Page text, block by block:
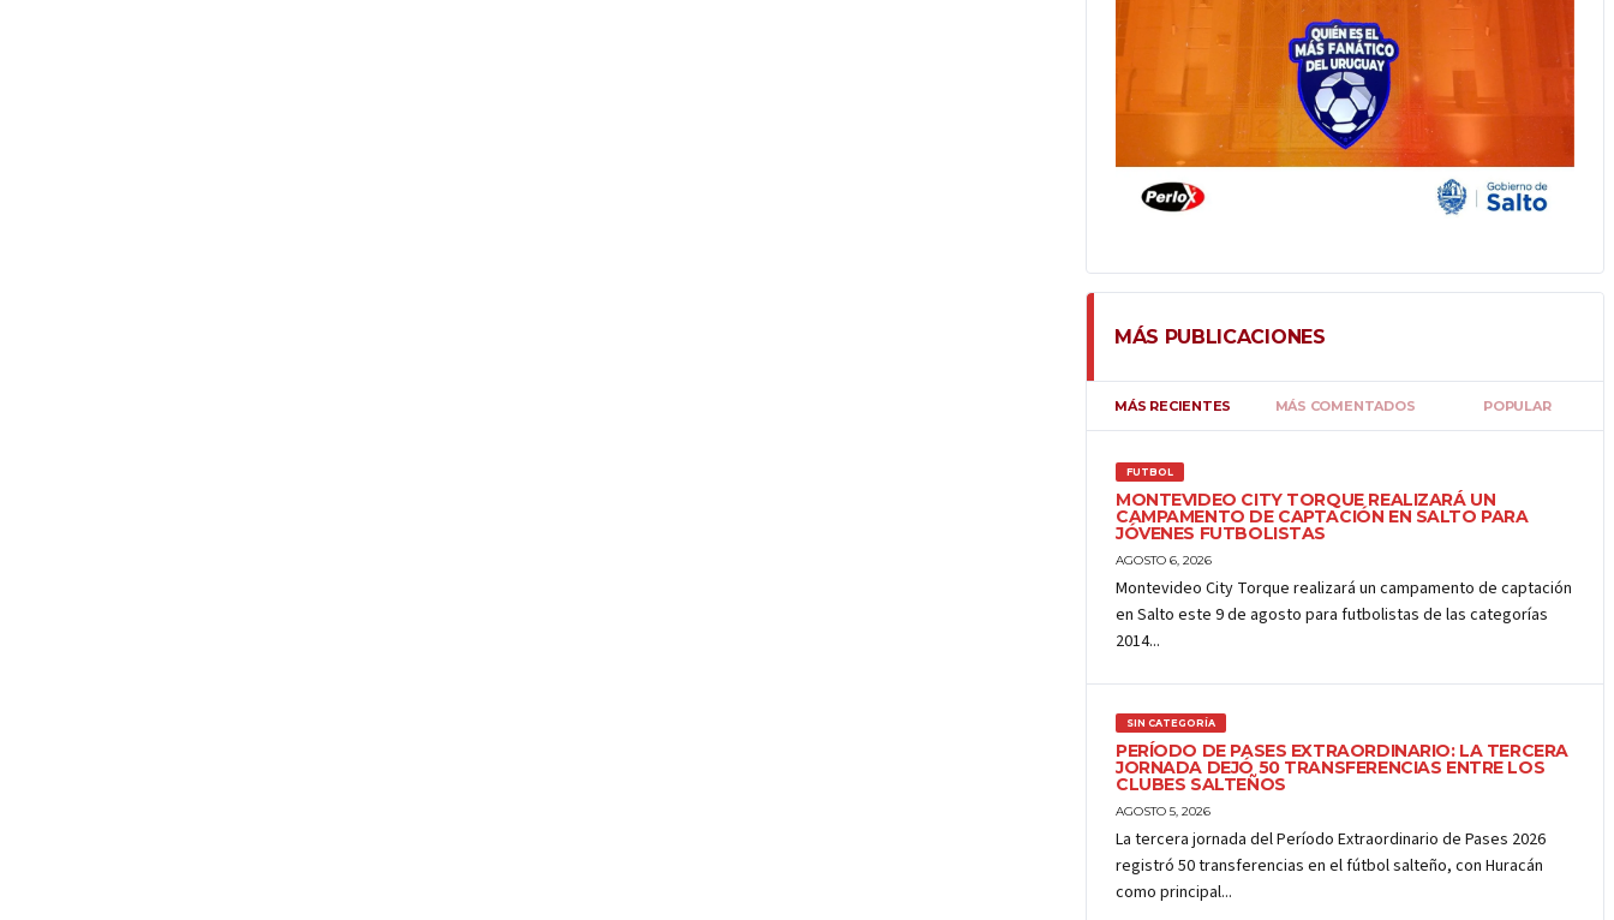
MÁS PUBLICACIONES
MÁS RECIENTES MÁS COMENTADOS POPULAR
FUTBOL
MONTEVIDEO CITY TORQUE REALIZARÁ UN
CAMPAMENTO DE CAPTACIÓN EN SALTO PARA
JÓVENES FUTBOLISTAS
AGOSTO 6, 2026
Montevideo City Torque realizará un campamento de captación
en Salto este 9 de agosto para futbolistas de las categorías
2014...
SIN CATEGORÍA
PERÍODO DE PASES EXTRAORDINARIO: LA TERCERA
JORNADA DEJÓ 50 TRANSFERENCIAS ENTRE LOS
CLUBES SALTEÑOS
AGOSTO 5, 2026
La tercera jornada del Período Extraordinario de Pases 2026
registró 50 transferencias en el fútbol salteño, con Huracán
como principal...